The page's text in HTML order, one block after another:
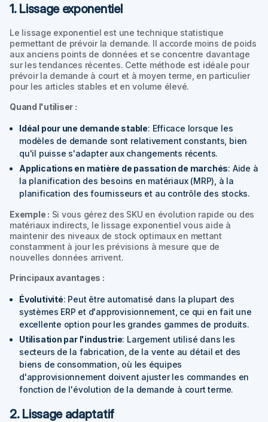
1. Lissage exponentiel
Le lissage exponentiel est une technique statistique
permettant de prévoir la demande. Il accorde moins de poids
aux anciens points de données et se concentre davantage
sur les tendances récentes. Cette méthode est idéale pour
prévoir la demande à court et à moyen terme, en particulier
pour les articles stables et en volume élevé.
Quand l'utiliser :
Idéal pour une demande stable: Efficace lorsque les
modèles de demande sont relativement constants, bien
qu'il puisse s'adapter aux changements récents.
Applications en matière de passation de marchés: Aide à
la planification des besoins en matériaux (MRP), à la
planification des fournisseurs et au contrôle des stocks.
Exemple : Si vous gérez des SKU en évolution rapide ou des
matériaux indirects, le lissage exponentiel vous aide à
maintenir des niveaux de stock optimaux en mettant
constamment à jour les prévisions à mesure que de
nouvelles données arrivent.
Principaux avantages :
Évolutivité: Peut être automatisé dans la plupart des
systèmes ERP et d'approvisionnement, ce qui en fait une
excellente option pour les grandes gammes de produits.
Utilisation par l'industrie: Largement utilisé dans les
secteurs de la fabrication, de la vente au détail et des
biens de consommation, où les équipes
d'approvisionnement doivent ajuster les commandes en
fonction de l'évolution de la demande à court terme.
2. Lissage adaptatif